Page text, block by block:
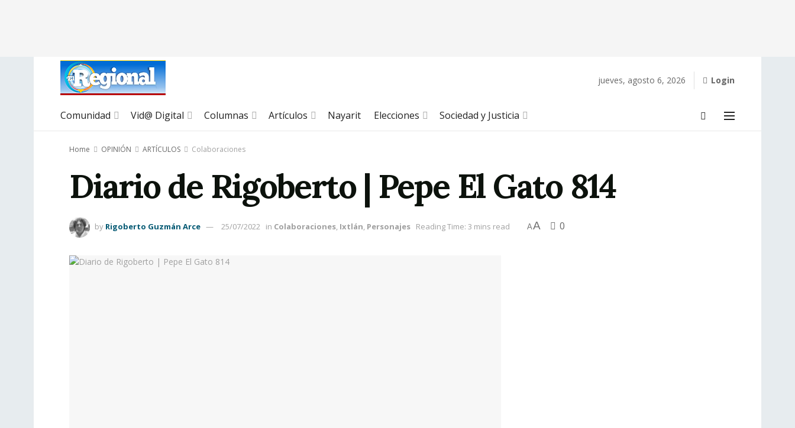
jueves, agosto 6, 2026 Login
Comunidad Vid@ Digital Columnas Artículos Nayarit Elecciones Sociedad y Justicia
Home OPINIÓN ARTÍCULOS Colaboraciones
Diario de Rigoberto | Pepe El Gato 814
by Rigoberto Guzmán Arce 25/07/2022 in Colaboraciones, Ixtlán, Personajes Reading Time: 3 mins read AA 0